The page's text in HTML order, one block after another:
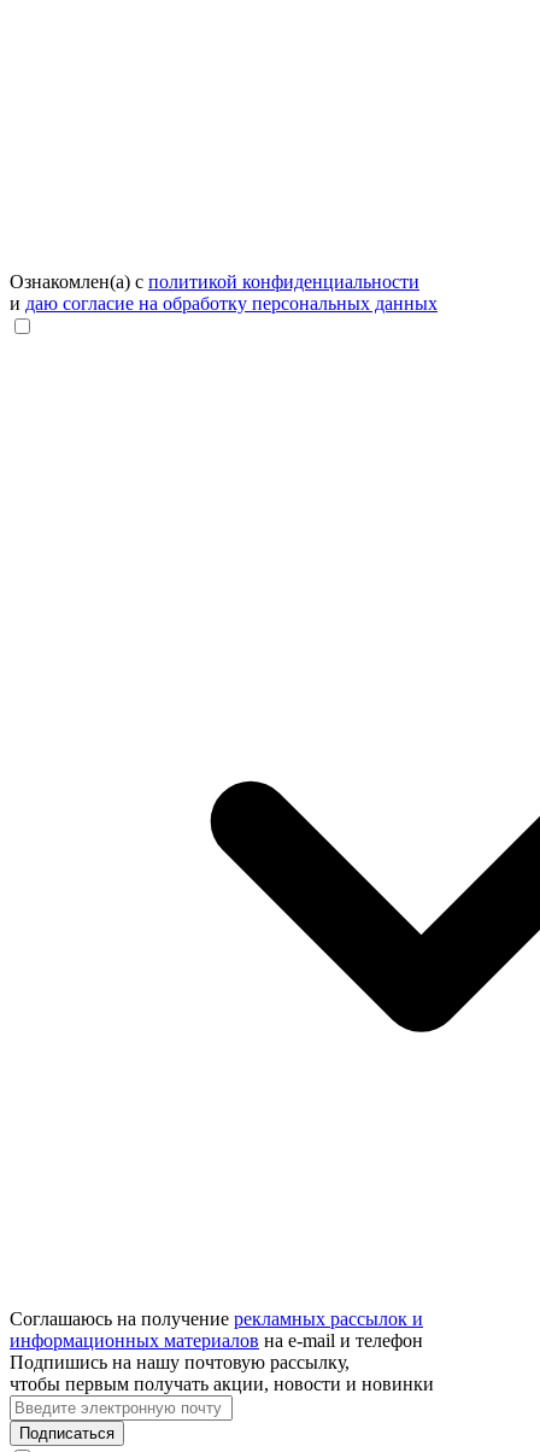
Ознакомлен(а) с политикой конфиденциальности
и даю согласие на обработку персональных данных
Соглашаюсь на получение рекламных рассылок и
информационных материалов на e‑mail и телефон
Подпишись на нашу почтовую рассылку,
чтобы первым получать акции, новости и новинки
Подписаться